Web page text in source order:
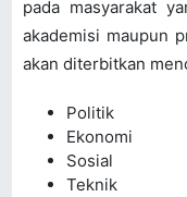
pada masyarakat
akademisi maupun
akan diterbitkan
Politik
Ekonomi
Sosial
Teknik